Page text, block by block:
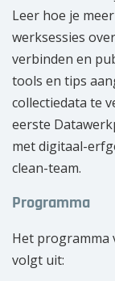
Leer hoe je
werksessies
verbinden en
tools en tips
collectiedata te
eerste
met digitaal-
clean-team.
Programma
Het programma
volgt uit: